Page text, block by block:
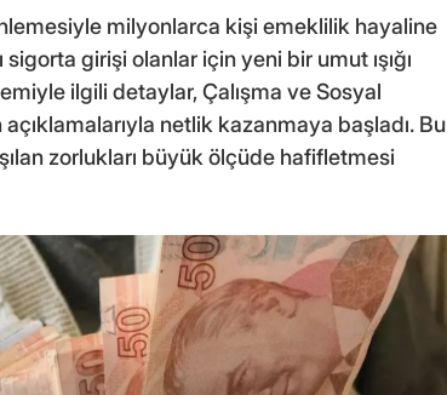
milyonlarca kişi emeklilik hayaline
girişi olanlar için yeni bir umut ışığı
ilgili detaylar, Çalışma ve Sosyal
açıklamalarıyla netlik kazanmaya başladı. Bu
zorlukları büyük ölçüde hafifletmesi